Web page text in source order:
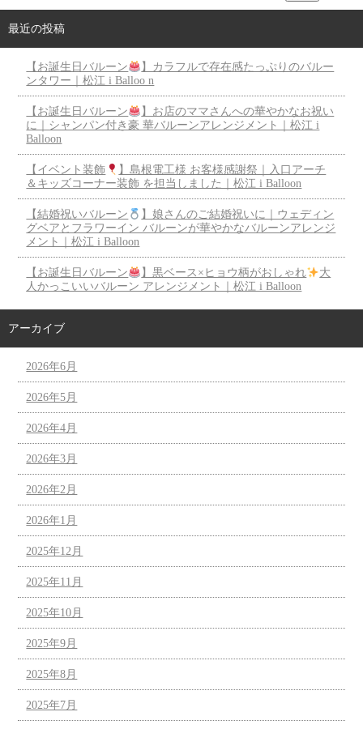
最近の投稿
【お誕生日バルーン
】カラフルで存在感たっぷりのバルー
ンタワー｜松江 i Balloo n
【お誕生日バルーン
】お店のママさんへの華やかなお祝い
に｜シャンパン付き豪 華バルーンアレンジメント｜松江 i
Balloon
【イベント装飾
】島根電工様 お客様感謝祭｜入口アーチ
＆キッズコーナー装飾 を担当しました｜松江 i Balloon
【結婚祝いバルーン
】娘さんのご結婚祝いに｜ウェディン
グベアとフラワーイン バルーンが華やかなバルーンアレンジ
メント｜松江 i Balloon
【お誕生日バルーン 】黒ベース×ヒョウ柄がおしゃれ
大
人かっこいいバルーン アレンジメント｜松江 i Balloon
アーカイブ
2026年6月
2026年5月
2026年4月
2026年3月
2026年2月
2026年1月
2025年12月
2025年11月
2025年10月
2025年9月
2025年8月
2025年7月